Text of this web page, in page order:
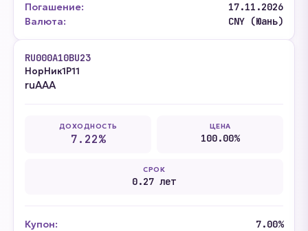
Погашение:
17.11.2026
Валюта:
CNY (Юань)
RU000A10BU23
НорНик1P11
ruAAA
ДОХОДНОСТЬ
7.22%
ЦЕНА
100.00%
СРОК
0.27 лет
Купон:
7.00%